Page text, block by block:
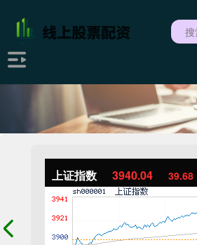
上证指数 3940.04 39.68